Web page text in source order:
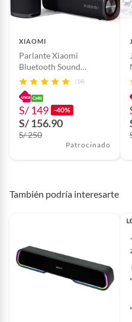
Totalmente compatible
móviles, televisores,
musicales, consolas de
puede jugar libremente.
Material
Modelo
XIAOMI
Parlante Xiaomi
Bluetooth Sound
Outdoor 30W IP67 -
Negro
(14)
S/ 149 -40%
S/ 156.90
S/ 250
Patrocinado
También podría interesarte